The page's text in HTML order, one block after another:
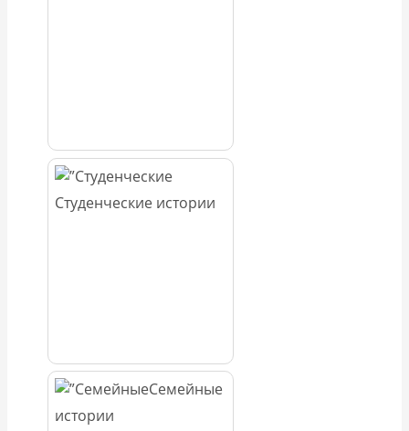
Студенческие истории
Семейные
истории